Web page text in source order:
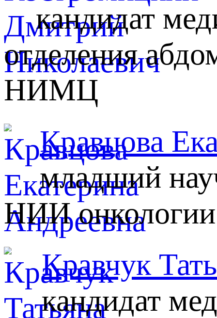
кандидат
отделения
НИМЦ
Кравцова
младший
НИИ
Кравчук
кандидат